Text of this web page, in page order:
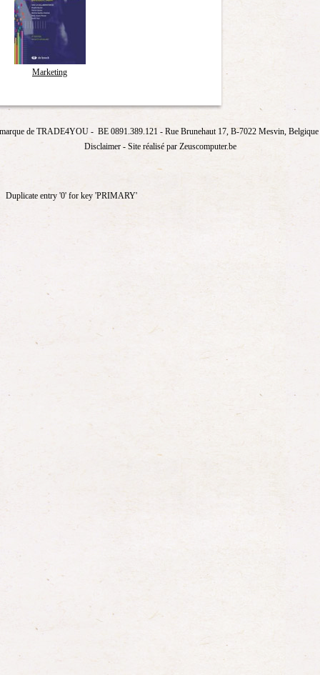
Marketing
de TRADE4YOU- BE 0891.389.121 - Rue Brunehaut 17, B-7022 Mesvin,
Disclaimer- Site réalisé par Zeuscomputer.be
Duplicate entry '0' for key 'PRIMARY'